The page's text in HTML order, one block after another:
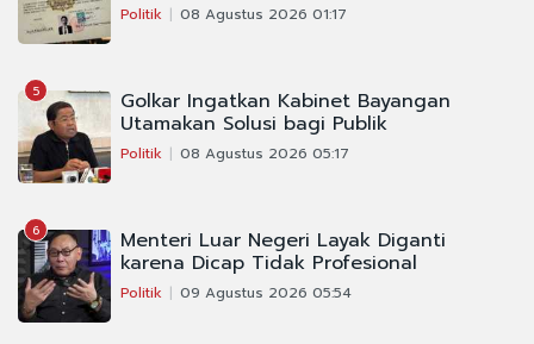
Politik 08 Agustus 2026 01:17
5 Golkar Ingatkan Kabinet Bayangan
Utamakan Solusi bagi Publik
Politik 08 Agustus 2026 05:17
6 Menteri Luar Negeri Layak Diganti
karena Dicap Tidak Profesional
Politik 09 Agustus 2026 05:54